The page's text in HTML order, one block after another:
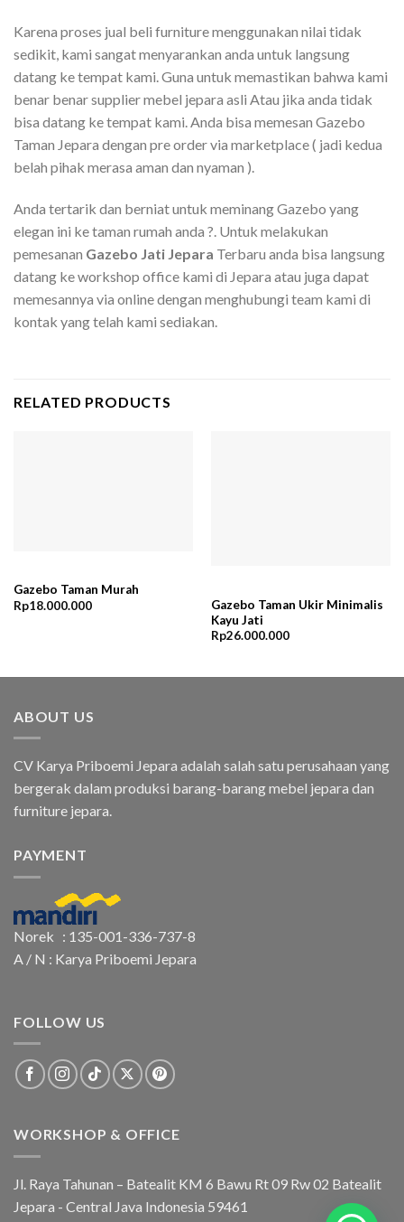
Karena proses jual beli furniture menggunakan nilai tidak
sedikit, kami sangat menyarankan anda untuk langsung
datang ke tempat kami. Guna untuk memastikan bahwa kami
benar benar supplier mebel jepara asli Atau jika anda tidak
bisa datang ke tempat kami. Anda bisa memesan Gazebo
Taman Jepara dengan pre order via marketplace ( jadi kedua
belah pihak merasa aman dan nyaman ).
Anda tertarik dan berniat untuk meminang Gazebo yang
elegan ini ke taman rumah anda ?. Untuk melakukan
pemesanan Gazebo Jati Jepara Terbaru anda bisa langsung
datang ke workshop office kami di Jepara atau juga dapat
memesannya via online dengan menghubungi team kami di
kontak yang telah kami sediakan.
RELATED PRODUCTS
Gazebo Taman Murah
Rp18.000.000
Gazebo Taman Ukir Minimalis
Kayu Jati
Rp26.000.000
ABOUT US
CV Karya Priboemi Jepara adalah salah satu perusahaan yang
bergerak dalam produksi barang-barang mebel jepara dan
furniture jepara.
PAYMENT
Norek : 135-001-336-737-8
A / N : Karya Priboemi Jepara
FOLLOW US
WORKSHOP & OFFICE
Jl. Raya Tahunan – Batealit KM 6 Bawu Rt 09 Rw 02 Batealit
Jepara - Central Java Indonesia 59461